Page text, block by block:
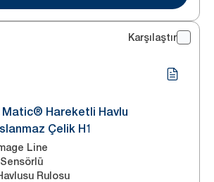
Karşılaştır
Matic® Hareketli Havlu
Çelik H1
Line
Sensörlü
Rulosu